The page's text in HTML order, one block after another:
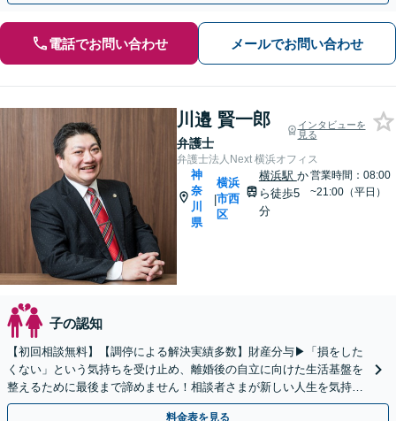
電話でお問い合わせ メールでお問い合わせ
川邉 賢一郎
弁護士
インタビューを
見る
弁護士法人Next 横浜オフィス
神
奈
川
県
|
横浜
市西
区
横浜駅 か
ら徒歩5
分
営業時間：08:00
~21:00（平日）
子の認知
【初回相談無料】【調停による解決実績多数】財産分与▶︎「損をした
くない」という気持ちを受け止め、離婚後の自立に向けた生活基盤を
整えるために最後まで諦めません！相談者さまが新しい人生を気持ち
よく出発できるようお力添えします【横浜駅徒歩5分】
料金表を見る